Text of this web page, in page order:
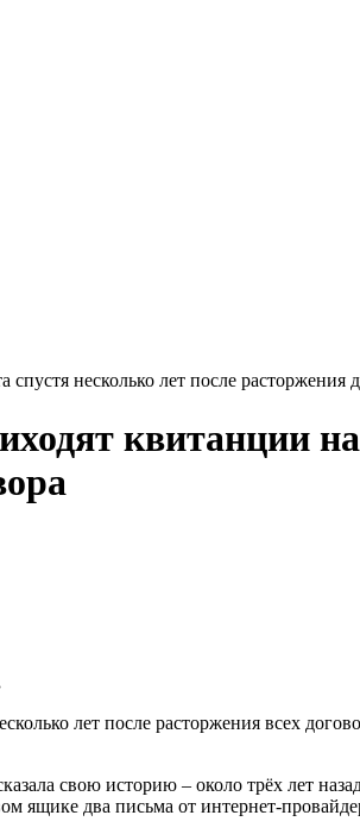
несколько лет после расторжения
квитанции на
лет после расторжения всех
свою историю – около трёх лет
ящике два письма от интернет-